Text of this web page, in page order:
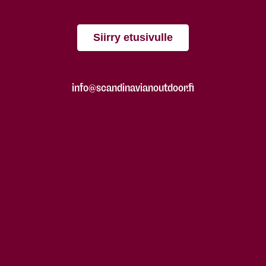
Siirry etusivulle
info@scandinavianoutdoor.fi